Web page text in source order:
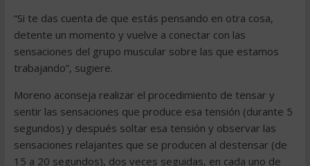
“Si te das cuenta de que estás pensando en otra cosa,
detente un momento y vuelve a conectar con las
sensaciones del grupo muscular sobre las que estamos
trabajando”, sugiere.
Moreno aconseja realizar el procedimiento de tensar y
sentir las sensaciones que produce esa tensión (durante 5
segundos) y después soltar esa tensión y observar las
sensaciones relajantes que se producen al destensar (de
15 a 20 segundos), dos veces seguidas, en cada uno de